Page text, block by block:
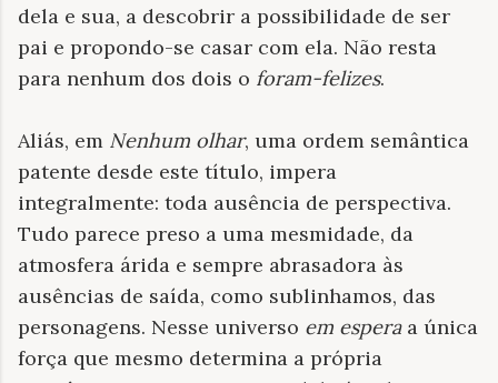
dela e sua, a descobrir a possibilidade de ser
pai e propondo-se casar com ela. Não resta
para nenhum dos dois o foram-felizes.
Aliás, em Nenhum olhar, uma ordem semântica
patente desde este título, impera
integralmente: toda ausência de perspectiva.
Tudo parece preso a uma mesmidade, da
atmosfera árida e sempre abrasadora às
ausências de saída, como sublinhamos, das
personagens. Nesse universo em esperaa única
força que mesmo determina a própria